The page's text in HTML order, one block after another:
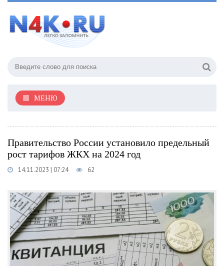
МЕНЮ
Правительство России установило предельный
рост тарифов ЖКХ на 2024 год
14.11.2023 | 07:24 62